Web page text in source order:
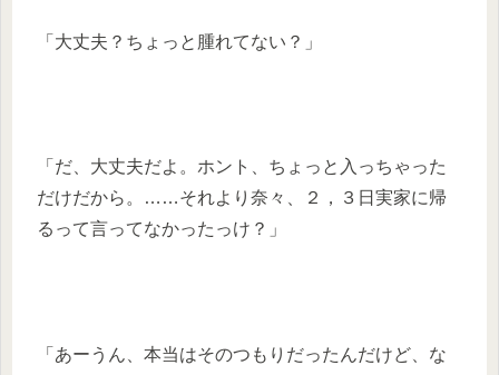
「大丈夫？ちょっと腫れてない？」
「だ、大丈夫だよ。ホント、ちょっと入っちゃった
だけだから。……それより奈々、２，３日実家に帰
るって言ってなかったっけ？」
「あーうん、本当はそのつもりだったんだけど、な